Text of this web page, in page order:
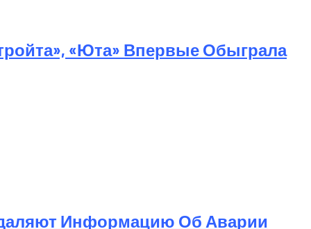
«Юта» Впервые Обыграла
Информацию Об Аварии